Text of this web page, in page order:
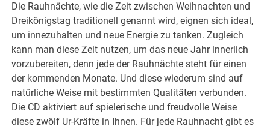
Die Rauhnächte, wie die Zeit zwischen Weihnachten und
Dreikönigstag traditionell genannt wird, eignen sich ideal,
um innezuhalten und neue Energie zu tanken. Zugleich
kann man diese Zeit nutzen, um das neue Jahr innerlich
vorzubereiten, denn jede der Rauhnächte steht für einen
der kommenden Monate. Und diese wiederum sind auf
natürliche Weise mit bestimmten Qualitäten verbunden.
Die CD aktiviert auf spielerische und freudvolle Weise
diese zwölf Ur-Kräfte in Ihnen. Für jede Rauhnacht gibt es